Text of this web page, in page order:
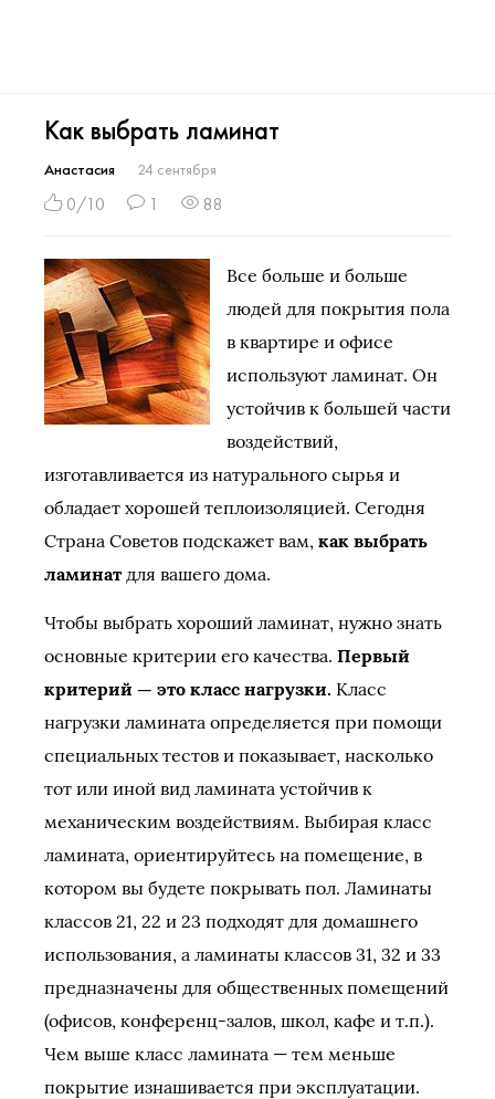
Как выбрать ламинат
Анастасия 24 сентября
0/10 1 88
Все больше и больше
людей для покрытия пола
в квартире и офисе
используют ламинат. Он
устойчив к большей части
воздействий,
изготавливается из натурального сырья и
обладает хорошей теплоизоляцией. Сегодня
Страна Советов подскажет вам, как выбрать
ламинатдля вашего дома.
Чтобы выбрать хороший ламинат, нужно знать
основные критерии его качества. Первый
критерий — это класс нагрузки. Класс
нагрузки ламината определяется при помощи
специальных тестов и показывает, насколько
тот или иной вид ламината устойчив к
механическим воздействиям. Выбирая класс
ламината, ориентируйтесь на помещение, в
котором вы будете покрывать пол. Ламинаты
классов 21, 22 и 23 подходят для домашнего
использования, а ламинаты классов 31, 32 и 33
предназначены для общественных помещений
(офисов, конференц-залов, школ, кафе и т.п.).
Чем выше класс ламината — тем меньше
покрытие изнашивается при эксплуатации.